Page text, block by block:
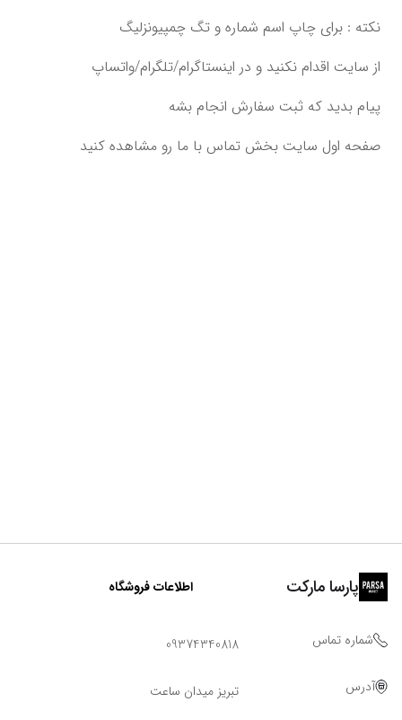
پیام بدید که ثبت سفارش انجام بشه‌‌‌
پارسا مارکت اطلاعات فروشگاه
شماره تماس 09374340818
آدرس تبریز میدان ساعت